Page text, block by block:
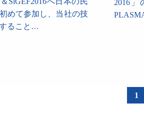
めて参加し、当社の技
ること…
2016」
1